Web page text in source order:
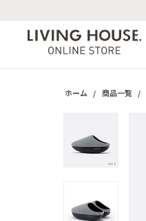
ホーム / 商品一覧 /